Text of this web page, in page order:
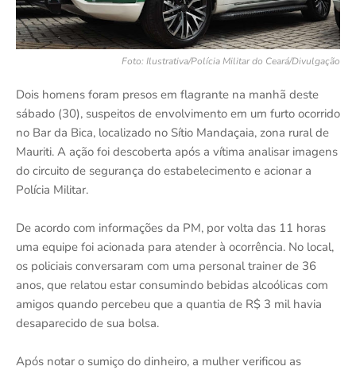
Foto: Ilustrativa/Polícia Militar do Ceará/Divulgação
Dois homens foram presos em flagrante na manhã deste
sábado (30), suspeitos de envolvimento em um furto ocorrido
no Bar da Bica, localizado no Sítio Mandaçaia, zona rural de
Mauriti. A ação foi descoberta após a vítima analisar imagens
do circuito de segurança do estabelecimento e acionar a
Polícia Militar.
De acordo com informações da PM, por volta das 11 horas
uma equipe foi acionada para atender à ocorrência. No local,
os policiais conversaram com uma personal trainer de 36
anos, que relatou estar consumindo bebidas alcoólicas com
amigos quando percebeu que a quantia de R$ 3 mil havia
desaparecido de sua bolsa.
Após notar o sumiço do dinheiro, a mulher verificou as